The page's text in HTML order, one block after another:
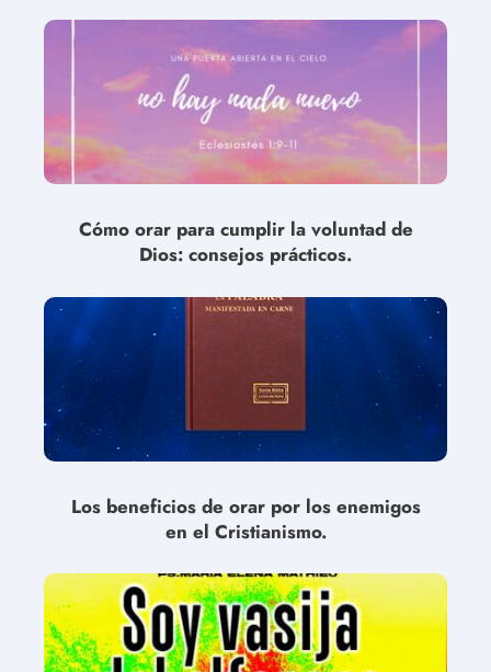
Cómo orar para cumplir la voluntad de
Dios: consejos prácticos.
Los beneficios de orar por los enemigos
en el Cristianismo.